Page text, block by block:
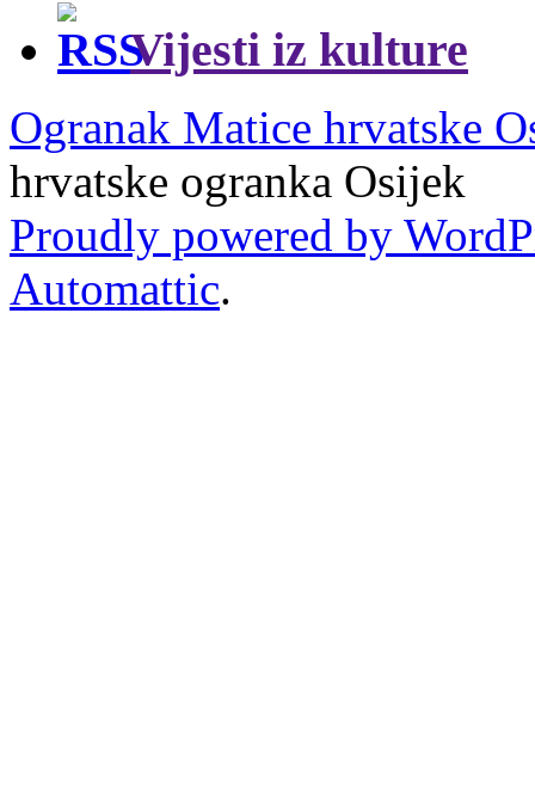
Vijesti iz kulture
Ogranak Matice hrvatske
hrvatske ogranka Osijek
Proudly powered by
Automattic.